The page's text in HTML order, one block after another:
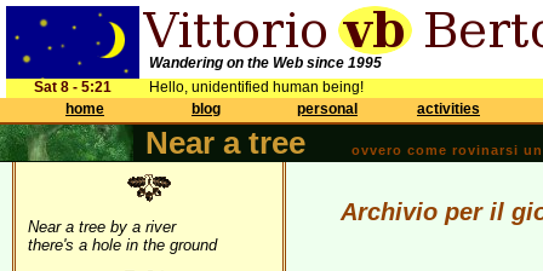
Wandering on the Web since 1995
Sat 8 - 5:21
Hello, unidentified human being!
home
blog personal activities
Near a tree ovvero come rovinarsi
Near a tree by a river
there's a hole in the ground
Archivio per il